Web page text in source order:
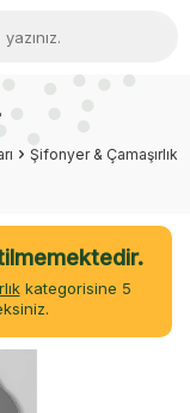
Şifonyer & Çamaşırlık
kategorisine 5